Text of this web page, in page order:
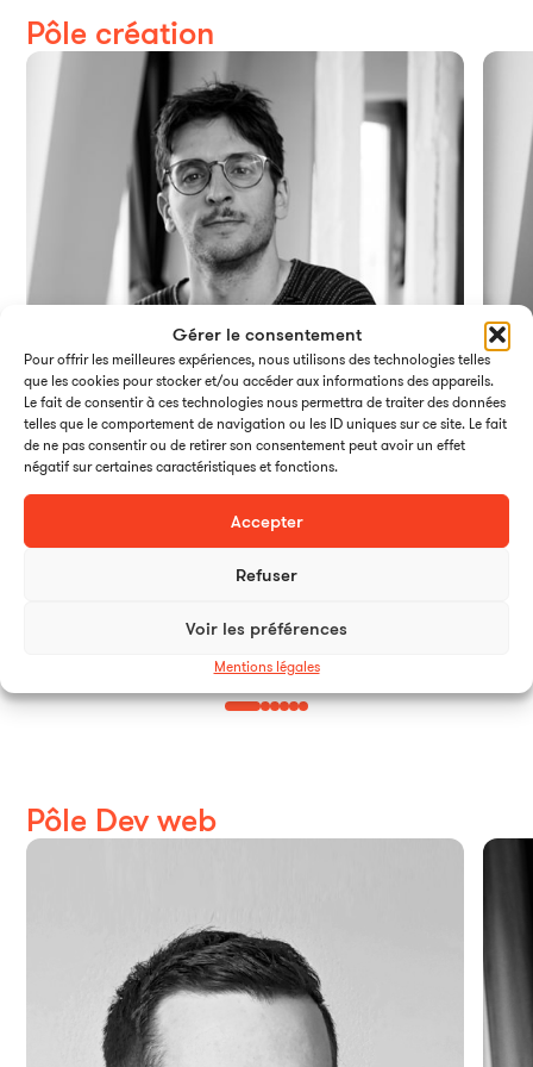
Gérer le consentement
Pour offrir les meilleures expériences, nous utilisons des technologies telles
que les cookies pour stocker et/ou accéder aux informations des appareils.
Le fait de consentir à ces technologies nous permettra de traiter des données
telles que le comportement de navigation ou les ID uniques sur ce site. Le fait
de ne pas consentir ou de retirer son consentement peut avoir un effet
négatif sur certaines caractéristiques et fonctions.
Accepter
Refuser
Voir les préférences
Mentions légales
Pôle création
Responsable studio - Directeur artistique
Pôle Dev web